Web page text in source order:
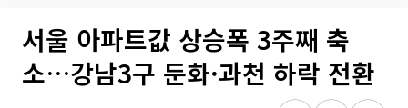
서울 아파트값 상승폭 3주째 축
소…강남3구 둔화·과천 하락 전환